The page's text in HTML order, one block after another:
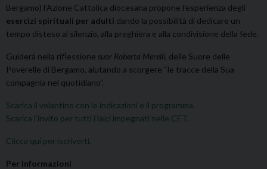
Bergamo) l’Azione Cattolica diocesana propone l’esperienza degli
esercizi spirituali per adulti dando la possibilità di dedicare un
tempo disteso al silenzio, alla preghiera e alla condivisione della fede.
Guiderà nella riflessione suor Roberta Merelli , delle Suore delle
Poverelle di Bergamo, aiutando a scorgere “le tracce della Sua
compagnia nel quotidiano”.
Scarica il volantino con le indicazioni e il programma.
Scarica l’invito per tutti i laici impegnati nelle CET.
Clicca qui per iscriverti.
Per informazioni